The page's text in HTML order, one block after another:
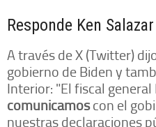
Responde Ken Salazar
A través de X (Twitter)
gobierno de Biden y
Interior: "El fiscal
comunicamoscon el
nuestras declaraciones